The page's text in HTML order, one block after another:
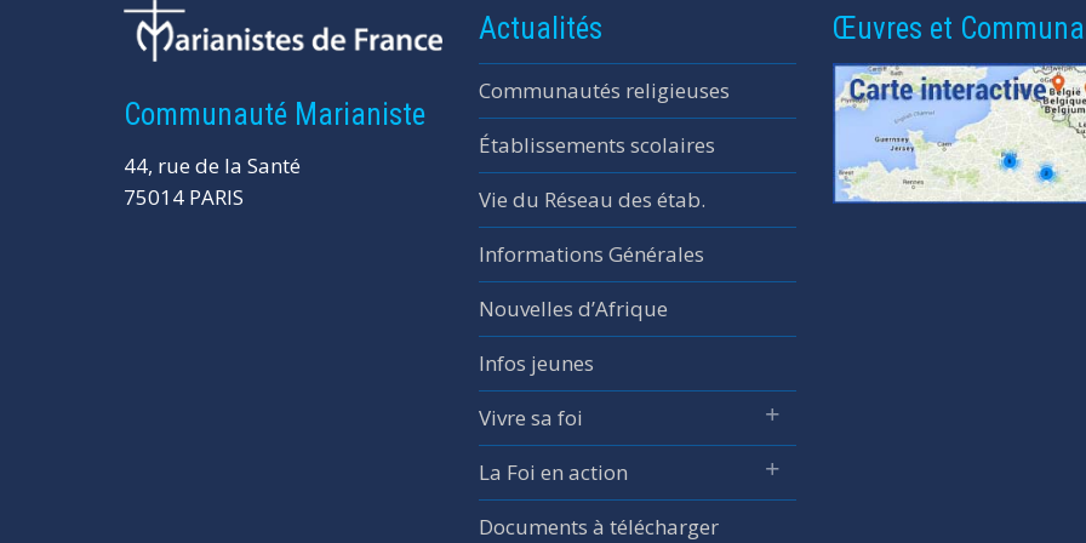
Communauté Marianiste
44, rue de la Santé
75014 PARIS
Actualités
Communautés religieuses
Établissements scolaires
Vie du Réseau des étab.
Informations Générales
Nouvelles d’Afrique
Infos jeunes
Vivre sa foi
La Foi en action
Documents à télécharger
Œuvres et